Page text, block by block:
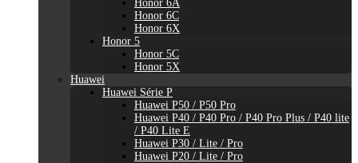
Honor 6A
Honor 6C
Honor 6X
Honor 5
Honor 5C
Honor 5X
Huawei
Huawei Série P
Huawei P50 / P50 Pro
Huawei P40 / P40 Pro / P40 Pro Plus / P40 lite
/ P40 Lite E
Huawei P30 / Lite / Pro
Huawei P20 / Lite / Pro